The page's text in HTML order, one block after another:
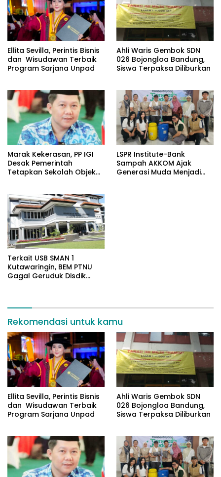
Ellita Sevilla, Perintis Bisnis
dan Wisudawan Terbaik
Program Sarjana Unpad
Ahli Waris Gembok SDN
026 Bojongloa Bandung,
Siswa Terpaksa Diliburkan
​Marak Kekerasan, PP IGI
Desak Pemerintah
Tetapkan Sekolah Objek
LSPR Institute-Bank
Sampah AKKOM Ajak
Generasi Muda Menjadi
Terkait USB SMAN 1
Kutawaringin, BEM PTNU
Gagal Geruduk Disdik
Rekomendasi untuk kamu
Ellita Sevilla, Perintis Bisnis
dan Wisudawan Terbaik
Program Sarjana Unpad
Ahli Waris Gembok SDN
026 Bojongloa Bandung,
Siswa Terpaksa Diliburkan